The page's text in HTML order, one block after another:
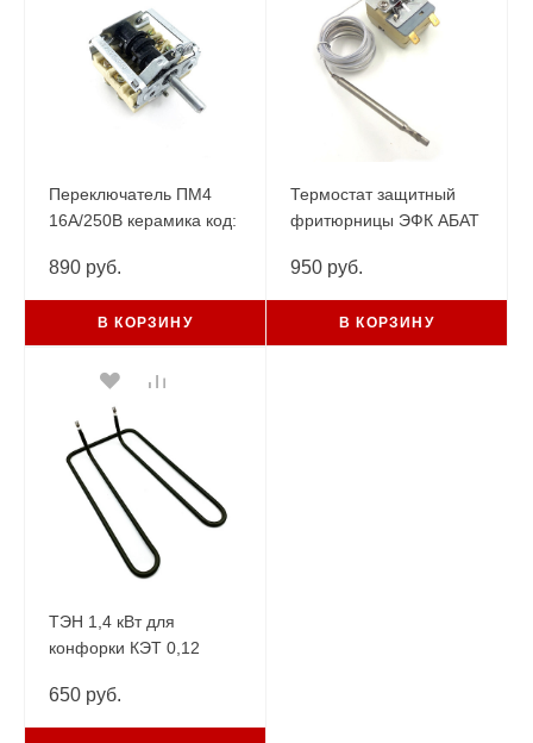
Переключатель ПМ4
16А/250В керамика код:
сигнального контакта)
EGO
890 руб.
В КОРЗИНУ
Термостат защитный
фритюрницы ЭФК АБАТ
(T220-1SF-140)
950 руб.
В КОРЗИНУ
ТЭН 1,4 кВт для
конфорки КЭТ 0,12
малый ТК1400
650 руб.